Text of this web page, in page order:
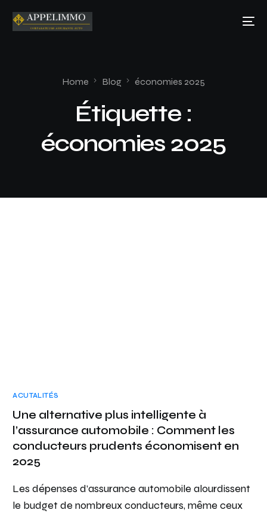
Home Blog économies 2025
Étiquette :
économies 2025
ACUTALITÉS
Une alternative plus intelligente à
l’assurance automobile : Comment les
conducteurs prudents économisent en
2025
Les dépenses d’assurance automobile alourdissent
le budget de nombreux conducteurs, même ceux